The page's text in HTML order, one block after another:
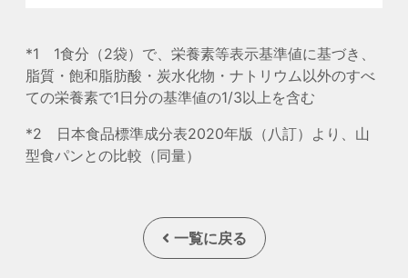
*1 1食分（2袋）で、栄養素等表示基準値に基づき、
脂質・飽和脂肪酸・炭水化物・ナトリウム以外のすべ
ての栄養素で1日分の基準値の1/3以上を含む
*2 日本食品標準成分表2020年版（八訂）より、山
型食パンとの比較（同量）
一覧に戻る